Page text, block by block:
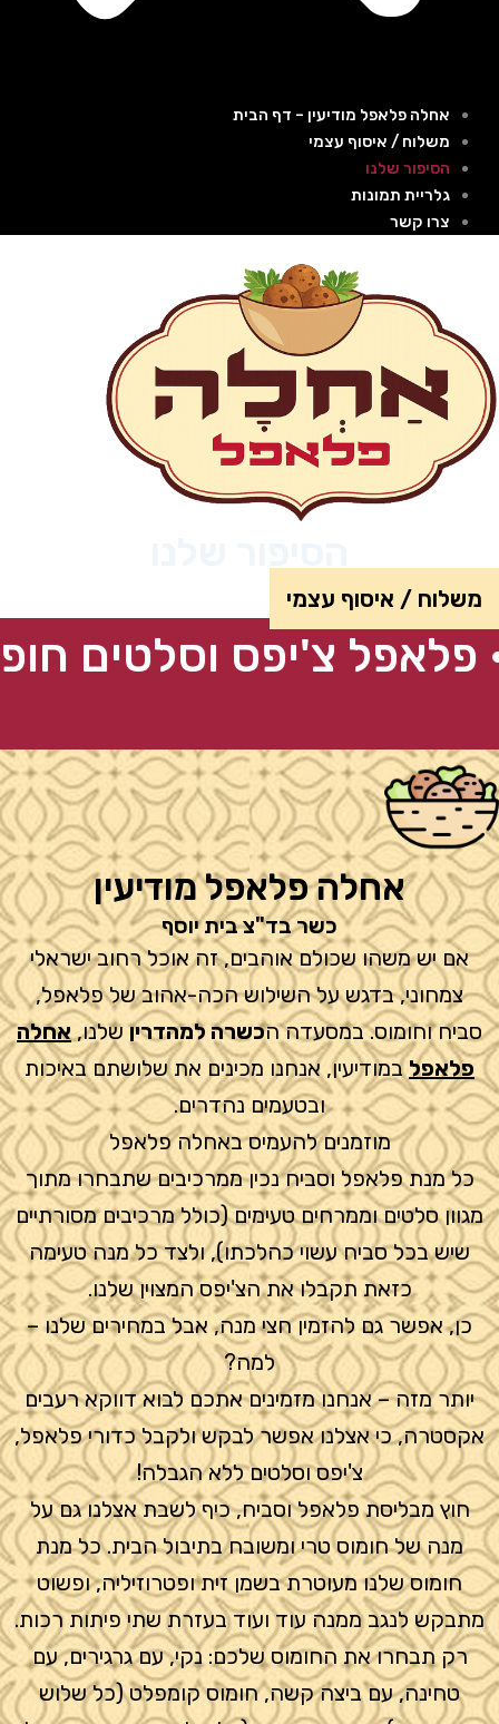
אחלה פלאפל מודיעין – דף הבית
משלוח / איסוף עצמי
הסיפור שלנו
גלריית תמונות
צרו קשר
משלוח / איסוף עצמי
צ'יפס וסלטים חופשי
אחלה פלאפל מודיעין
כשר בד"צ בית יוסף
אם יש משהו שכולם אוהבים, זה אוכל רחוב ישראלי
צמחוני, בדגש על השילוש הכה-אהוב של פלאפל,
סביח וחומוס. במסעדה הכשרה למהדריןשלנו,אחלה
פלאפלבמודיעין, אנחנו מכינים את שלושתם באיכות
ובטעמים נהדרים.
מוזמנים להעמיס באחלה פלאפל
כל מנת פלאפל וסביח נכין ממרכיבים שתבחרו מתוך
מגוון סלטים וממרחים טעימים (כולל מרכיבים מסורתיים
שיש בכל סביח עשוי כהלכתו), ולצד כל מנה טעימה
כזאת תקבלו את הצ'יפס המצוין שלנו.
כן, אפשר גם להזמין חצי מנה, אבל במחירים שלנו –
למה?
יותר מזה – אנחנו מזמינים אתכם לבוא דווקא רעבים
אקסטרה, כי אצלנו אפשר לבקש ולקבל כדורי פלאפל,
צ'יפס וסלטים ללא הגבלה!
חוץ מבליסת פלאפל וסביח, כיף לשבת אצלנו גם על
מנה של חומוס טרי ומשובח בתיבול הבית. כל מנת
חומוס שלנו מעוטרת בשמן זית ופטרוזיליה, ופשוט
מתבקש לנגב ממנה עוד ועוד בעזרת שתי פיתות רכות.
רק תבחרו את החומוס שלכם: נקי, עם גרגירים, עם
טחינה, עם ביצה קשה, חומוס קומפלט (כל שלוש